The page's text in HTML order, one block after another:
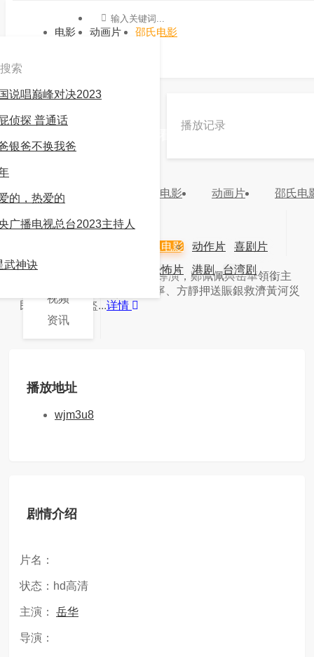
电影 动画片 邵氏电影
播放记录
电影 动画片 邵氏电
邵氏电影 动作片
喜剧片
恐怖片 港剧
台湾剧
视频
资讯
索
说唱巅峰对决2023
侦探 普通话
银爸不换我爸
的，热爱的
广播电视总台2023主持人
武神诀
分类：邵氏电影
年份：
主演： 岳华
简介：本片由何夢華導演，鄭佩佩與岳華領銜主
演。故事講述，鐵臂金剛方寧、方靜押送賑銀救濟黃河災
民，途中受到盜...详情
播放地址
wjm3u8
剧情介绍
片名：
状态：hd高清
主演： 岳华
导演：